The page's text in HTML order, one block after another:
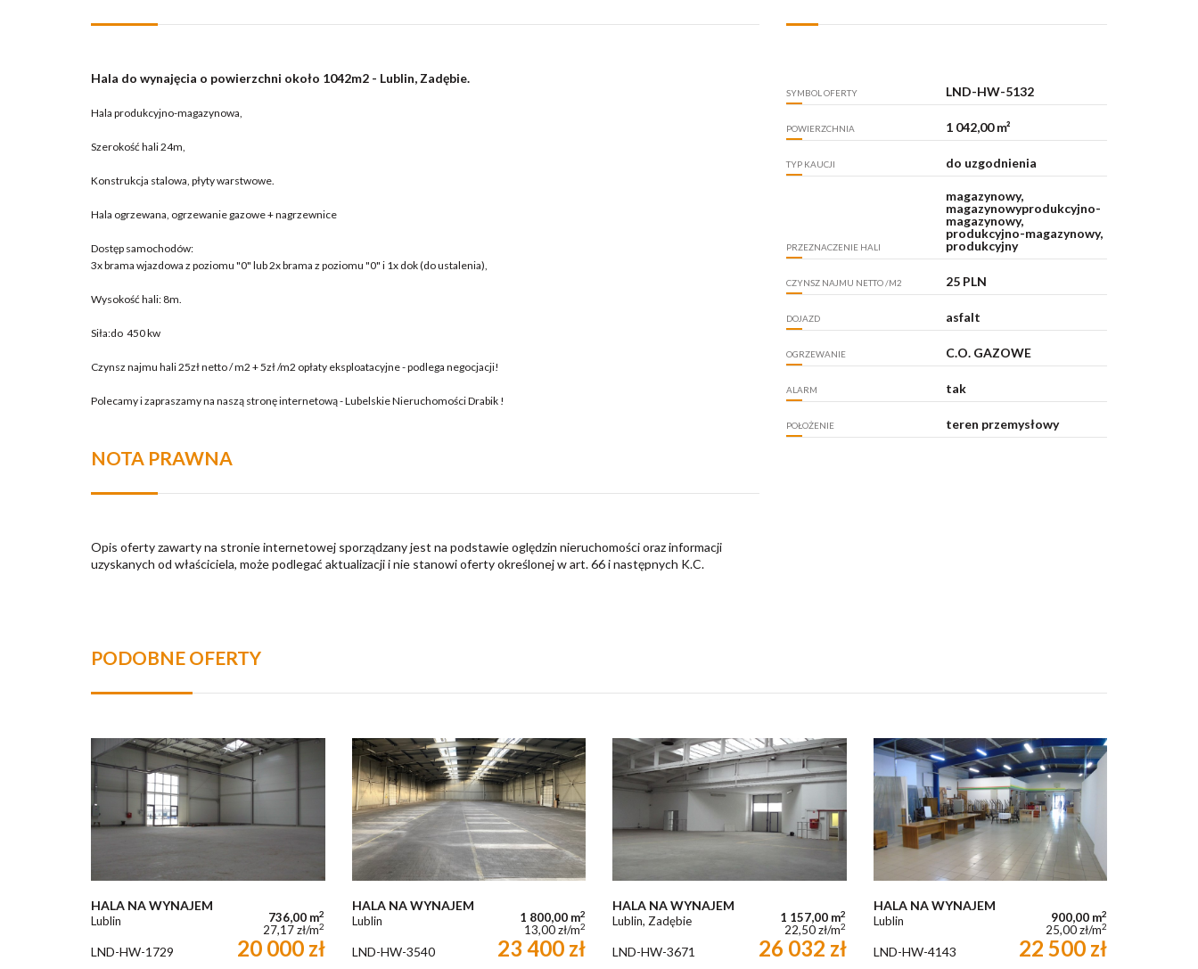
Hala do wynajęcia o powierzchni około 1042m2 - Lublin, Zadębie.
Hala produkcyjno-magazynowa,
Szerokość hali 24m,
Konstrukcja stalowa, płyty warstwowe.
Hala ogrzewana, ogrzewanie gazowe + nagrzewnice
Dostęp samochodów:
3x brama wjazdowa z poziomu "0" lub 2x brama z poziomu "0" i 1x dok (do ustalenia),
Wysokość hali: 8m.
Siła:do 450 kw
Czynsz najmu hali 25zł netto / m2 + 5zł /m2 opłaty eksploatacyjne - podlega negocjacji!
Polecamy i zapraszamy na naszą stronę internetową - Lubelskie Nieruchomości Drabik !
NOTA PRAWNA
Opis oferty zawarty na stronie internetowej sporządzany jest na podstawie oględzin nieruchomości oraz informacji
uzyskanych od właściciela, może podlegać aktualizacji i nie stanowi oferty określonej w art. 66 i następnych K.C.
SYMBOL OFERTY LND-HW-5132
POWIERZCHNIA 1 042,00 m²
TYP KAUCJI do uzgodnienia
PRZEZNACZENIE HALI
magazynowy,
magazynowyprodukcyjno-
magazynowy,
produkcyjno-magazynowy,
produkcyjny
CZYNSZ NAJMU NETTO /M2 25 PLN
DOJAZD asfalt
OGRZEWANIE C.O. GAZOWE
ALARM tak
POŁOŻENIE teren przemysłowy
PODOBNE OFERTY
HALA NA WYNAJEM
Lublin 736,00 m2
27,17 zł/m2
LND-HW-1729 20 000 zł
HALA NA WYNAJEM
Lublin 1 800,00 m2
13,00 zł/m2
LND-HW-3540 23 400 zł
HALA NA WYNAJEM
Lublin, Zadębie 1 157,00 m2
22,50 zł/m2
LND-HW-3671 26 032 zł
HALA NA WYNAJEM
Lublin 900,00 m2
25,00 zł/m2
LND-HW-4143 22 500 zł